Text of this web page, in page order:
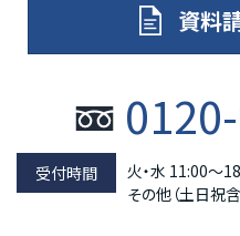
資料
火・水 11:00～
その他（土日祝